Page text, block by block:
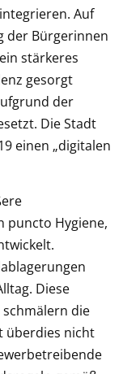
Auf
der Bürgerinnen
stärkeres
gesorgt
der
Die Stadt
einen „digitalen
puncto Hygiene,
Diese
die
überdies nicht